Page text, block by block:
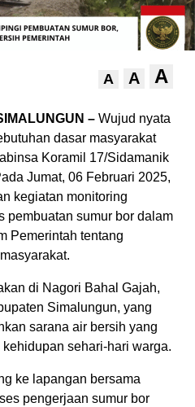
A A A
– Wujud nyata
dasar masyarakat
Koramil 17/Sidamanik
Jumat, 06 Februari 2025,
kegiatan monitoring
pembuatan sumur bor dalam
Pemerintah tentang
di Nagori Bahal Gajah,
Simalungun, yang
sarana air bersih yang
sehari-hari warga.
ke lapangan bersama
pengerjaan sumur bor